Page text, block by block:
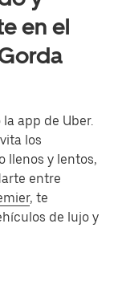
en el
app de Uber.
los
llenos y lentos,
entre
, te
de lujo y